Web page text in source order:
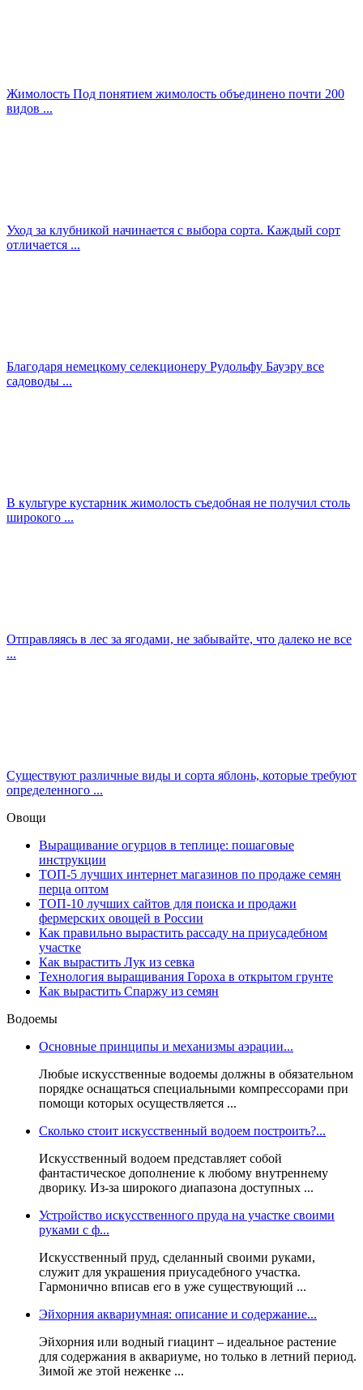
Жимолость Под понятием жимолость объединено почти 200
видов ...
Уход за клубникой начинается с выбора сорта. Каждый сорт
отличается ...
Благодаря немецкому селекционеру Рудольфу Бауэру все
садоводы ...
В культуре кустарник жимолость съедобная не получил столь
широкого ...
Отправляясь в лес за ягодами, не забывайте, что далеко не все
...
Существуют различные виды и сорта яблонь, которые требуют
определенного ...
Овощи
Выращивание огурцов в теплице: пошаговые
инструкции
ТОП-5 лучших интернет магазинов по продаже семян
перца оптом
ТОП-10 лучших сайтов для поиска и продажи
фермерских овощей в России
Как правильно вырастить рассаду на приусадебном
участке
Как вырастить Лук из севка
Технология выращивания Гороха в открытом грунте
Как вырастить Спаржу из семян
Водоемы
Основные принципы и механизмы аэрации...
Любые искусственные водоемы должны в обязательном
порядке оснащаться специальными компрессорами при
помощи которых осуществляется ...
Сколько стоит искусственный водоем построить?...
Искусственный водоем представляет собой
фантастическое дополнение к любому внутреннему
дворику. Из-за широкого диапазона доступных ...
Устройство искусственного пруда на участке своими
руками с ф...
Искусственный пруд, сделанный своими руками,
служит для украшения приусадебного участка.
Гармонично вписав его в уже существующий ...
Эйхорния аквариумная: описание и содержание...
Эйхорния или водный гиацинт – идеальное растение
для содержания в аквариуме, но только в летний период.
Зимой же этой неженке ...